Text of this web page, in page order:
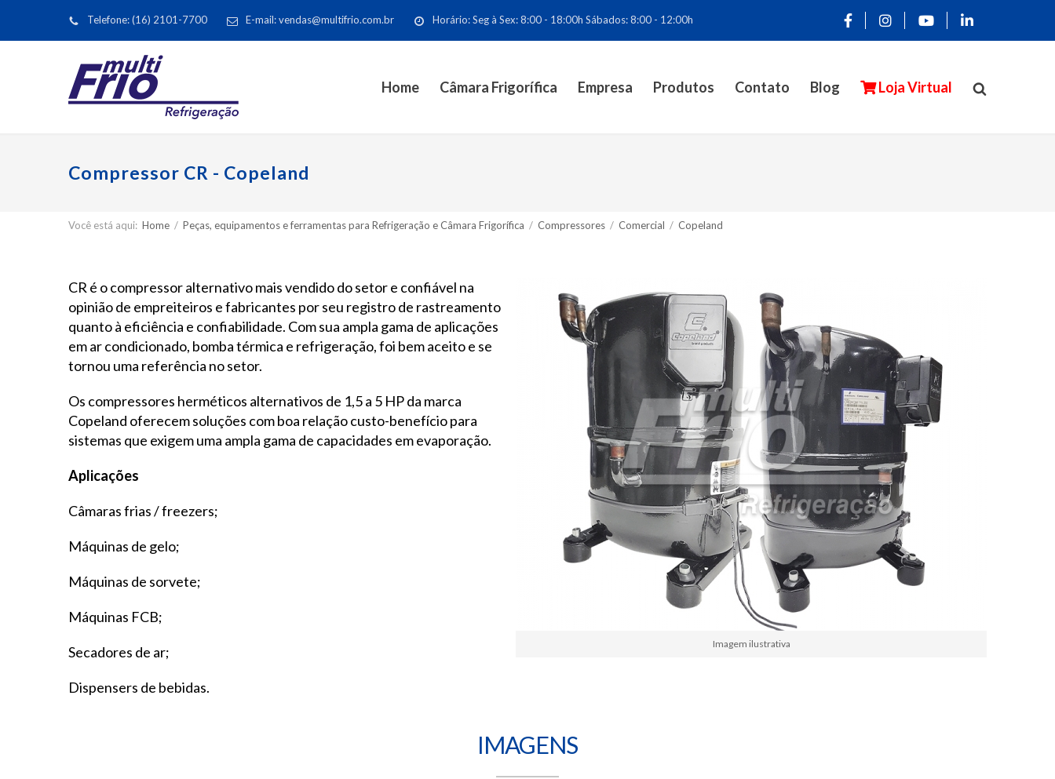
Telefone: (16) 2101-7700 E-mail: vendas@multifrio.com.br Horário: Seg à Sex: 8:00 - 18:00h Sábados: 8:00 - 12:00h
Home Câmara Frigorífica Empresa Produtos Contato Blog Loja Virtual
Compressor CR - Copeland
Você está aqui: Home / Peças, equipamentos e ferramentas para Refrigeração e Câmara Frigorífica / Compressores / Comercial / Copeland
Imagem ilustrativa
CR é o compressor alternativo mais vendido do setor e confiável na
opinião de empreiteiros e fabricantes por seu registro de rastreamento
quanto à eficiência e confiabilidade. Com sua ampla gama de aplicações
em ar condicionado, bomba térmica e refrigeração, foi bem aceito e se
tornou uma referência no setor.
Os compressores herméticos alternativos de 1,5 a 5 HP da marca
Copeland oferecem soluções com boa relação custo-benefício para
sistemas que exigem uma ampla gama de capacidades em evaporação.
Aplicações
Câmaras frias / freezers;
Máquinas de gelo;
Máquinas de sorvete;
Máquinas FCB;
Secadores de ar;
Dispensers de bebidas.
IMAGENS